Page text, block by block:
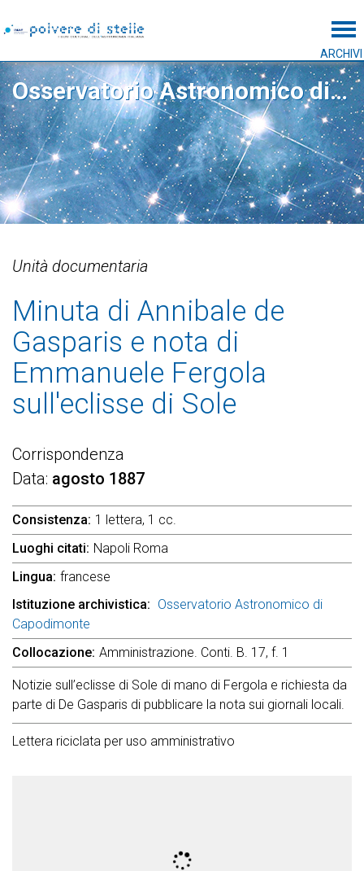
ARCHIVI
Osservatorio Astronomico di Capodimonte
Unità documentaria
Minuta di Annibale de
Gasparis e nota di
Emmanuele Fergola
sull'eclisse di Sole
Corrispondenza
Data agosto 1887
Consistenza 1 lettera, 1 cc.
Luoghi citati Napoli Roma
Lingua francese
Istituzione archivistica
Osservatorio Astronomico di
Capodimonte
Collocazione Amministrazione. Conti. B. 17, f. 1
Notizie sull’eclisse di Sole di mano di Fergola e richiesta da
parte di De Gasparis di pubblicare la nota sui giornali locali.
Lettera riciclata per uso amministrativo